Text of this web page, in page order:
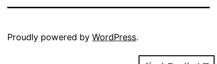
Proudly powered by WordPress.